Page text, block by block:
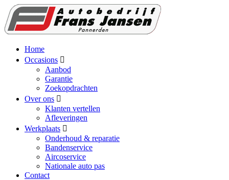
Home
Occasions
Aanbod
Garantie
Zoekopdrachten
Over ons
Klanten vertellen
Afleveringen
Werkplaats
Onderhoud & reparatie
Bandenservice
Aircoservice
Nationale auto pas
Contact